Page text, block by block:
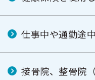
仕事中や通勤途
接骨院、整骨院